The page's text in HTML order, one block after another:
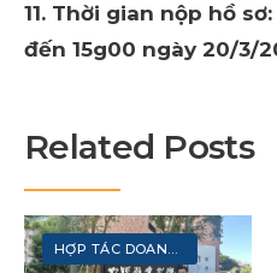
11. Thời gian nộp hồ
đến 15g00 ngày 20/3/
Related Posts
HỢP TÁC DOANH NGHIỆP